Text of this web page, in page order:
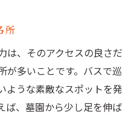
所
は、そのアクセスの良さだ
が多いことです。バスで巡
ような素敵なスポットを発
ば、墓園から少し足を伸ば